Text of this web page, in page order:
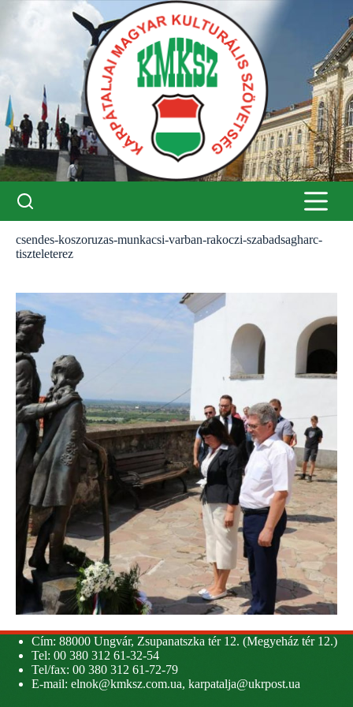
csendes-koszoruzas-munkacsi-varban-rakoczi-szabadsagharc-
tiszteleterez
Cím: 88000 Ungvár, Zsupanatszka tér 12. (Megyeház tér 12.)
Tel: 00 380 312 61-32-54
Tel/fax: 00 380 312 61-72-79
E-mail: elnok@kmksz.com.ua, karpatalja@ukrpost.ua